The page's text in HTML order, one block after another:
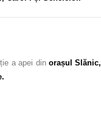
a apei din orașul Slănic,